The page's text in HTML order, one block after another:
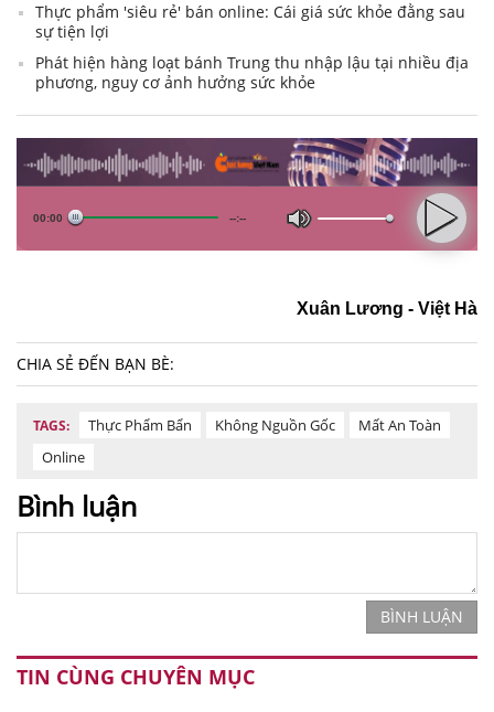
Thực phẩm 'siêu rẻ' bán online: Cái giá sức khỏe đằng sau
sự tiện lợi
Phát hiện hàng loạt bánh Trung thu nhập lậu tại nhiều địa
phương, nguy cơ ảnh hưởng sức khỏe
Xuân Lương - Việt Hà
CHIA SẺ ĐẾN BẠN BÈ:
TAGS: Thực Phẩm Bẩn Không Nguồn Gốc
Mất An Toàn
Online
Bình luận
BÌNH LUẬN
TIN CÙNG CHUYÊN MỤC